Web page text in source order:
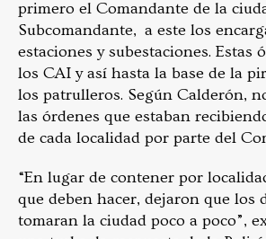
primero el Comandante de la
Subcomandante, a este los
estaciones y subestaciones. Estas
los CAI y así hasta la base de la
los patrulleros. Según Calderón,
las órdenes que estaban
de cada localidad por parte del
“En lugar de contener por
que deben hacer, dejaron que los
tomaran la ciudad poco a poco”,